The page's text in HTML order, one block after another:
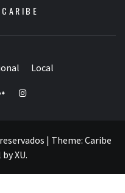
Local
Instagram
| Theme: Caribe
byXU.